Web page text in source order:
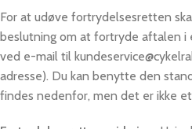
For at udøve fortrydelsesretten
beslutning om at fortryde aftalen i
ved e-mail til
adresse). Du kan benytte den
findes nedenfor, men det er ikke et